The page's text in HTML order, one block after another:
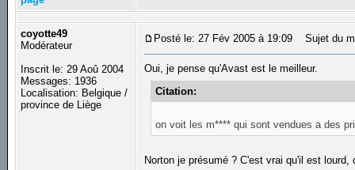
coyotte49
Modérateur
Inscrit le: 29 Aoû 2004
Messages: 1936
Localisation: Belgique /
province de Liège
Posté le: 27 Fév 2005 à 19:09 Sujet du
Oui, je pense qu'Avast est le meilleur.
Citation:
on voit les m**** qui sont vendues a des
Norton je présumé ? C'est vrai qu'il est